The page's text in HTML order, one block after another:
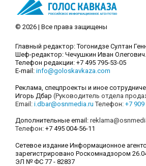
© 2026 | Все права защищены
Главный редактор: Тогонидзе Султан
Шеф-редактор: Чечушкин Иван Олегович.
Телефон редакции: +7 495 795-53-05
E-mail: info@goloskavkaza.com
Реклама, спецпроекты и иное
Игорь Дбар (Руководитель отдела
Email: i.dbar@osnmedia.ru Телефон: +7
Дополнительные email:
Телефон: +7 495 004-56-11
Сетевое издание Информационное
зарегистрировано Роскомнадзором
ЭЛ № ФС 77 - 82837